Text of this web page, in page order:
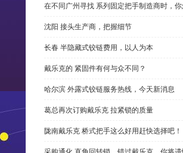
在不同广州寻找 系列固定把手制造商时，
沈阳 接头生产商，把握细节
长春 半隐藏式铰链费用，以人为本
戴乐克的 紧固件有何与众不同？
哈尔滨 外露式铰链服务热线，今天新消息
葛总再次订购戴乐克 拉紧锁的质量
陇南戴乐克 桥式把手这么好用赶快选择吧！